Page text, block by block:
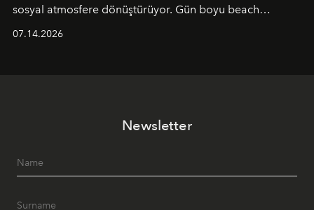
sosyal atmosfere dönüştürüyor. Gün boyu beach
geceye taşıyarak her hafta farklı bir deneyim sunuyor.
07.14.2026
Newsletter